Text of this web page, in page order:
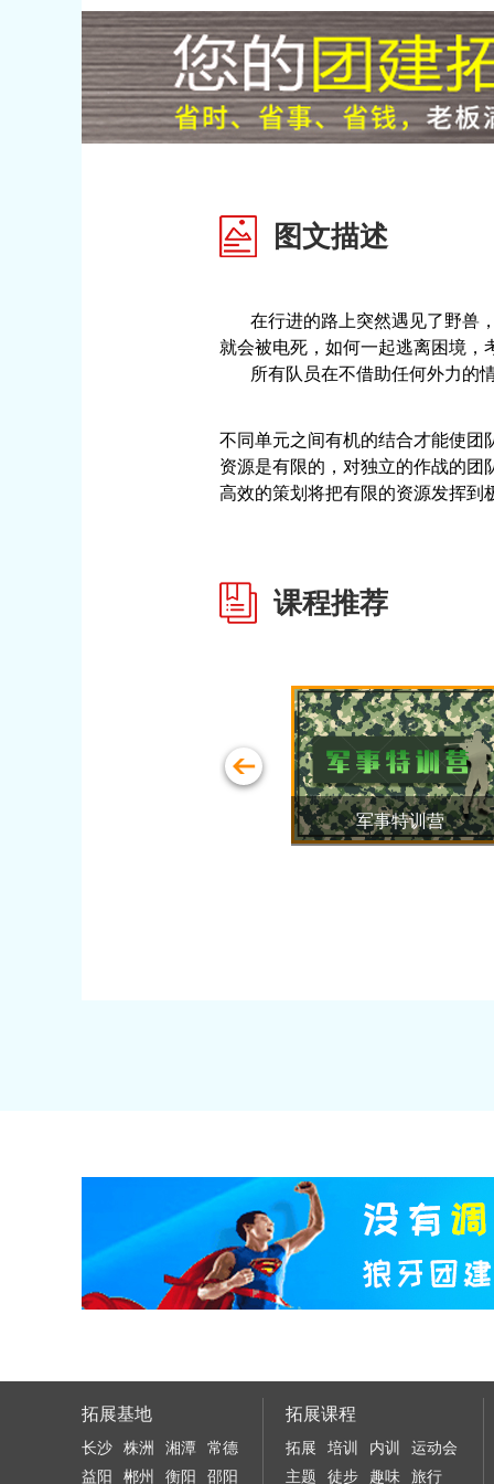
图文描述
在行进的路上突然遇见了野兽，
就会被电死，如何一起逃离困境，
所有队员在不借助任何外力的情
不同单元之间有机的结合才能使团
资源是有限的，对独立的作战的团
高效的策划将把有限的资源发挥到
课程推荐
悬崖速降-体验高山极限
拓展基地
长沙 株洲 湘潭
常德
益阳
郴州 衡阳 邵阳
拓展课程
拓展 培训 内训
运动会
主题
徒步 趣味 旅行